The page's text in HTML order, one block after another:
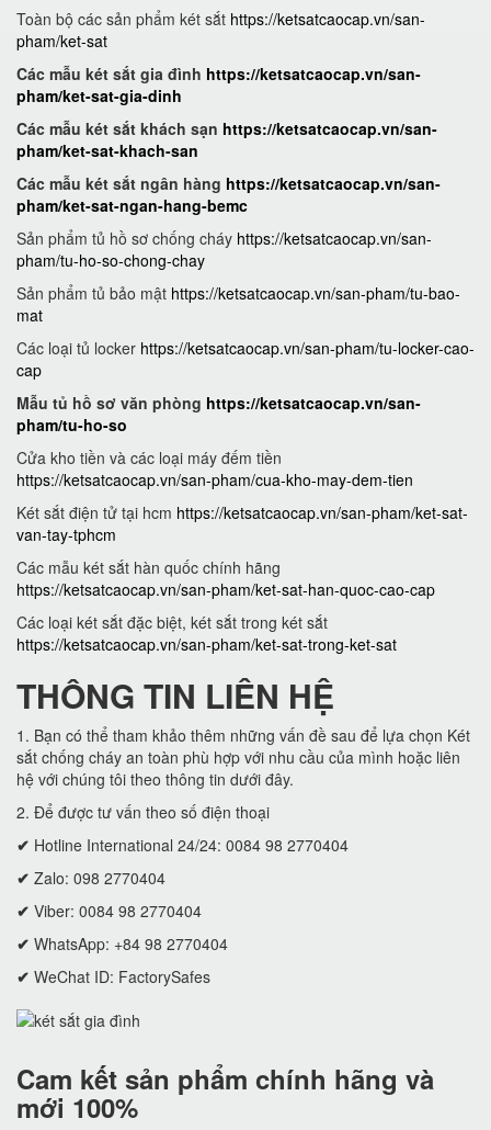
Toàn bộ các sản phẩm két sắt https://ketsatcaocap.vn/san-
pham/ket-sat
Các mẫu két sắt gia đình https://ketsatcaocap.vn/san-
pham/ket-sat-gia-dinh
Các mẫu két sắt khách sạn https://ketsatcaocap.vn/san-
pham/ket-sat-khach-san
Các mẫu két sắt ngân hàng https://ketsatcaocap.vn/san-
pham/ket-sat-ngan-hang-bemc
Sản phẩm tủ hồ sơ chống cháy https://ketsatcaocap.vn/san-
pham/tu-ho-so-chong-chay
Sản phẩm tủ bảo mật https://ketsatcaocap.vn/san-pham/tu-bao-
mat
Các loại tủ locker https://ketsatcaocap.vn/san-pham/tu-locker-cao-
cap
Mẫu tủ hồ sơ văn phòng https://ketsatcaocap.vn/san-
pham/tu-ho-so
Cửa kho tiền và các loại máy đếm tiền
https://ketsatcaocap.vn/san-pham/cua-kho-may-dem-tien
Két sắt điện tử tại hcm https://ketsatcaocap.vn/san-pham/ket-sat-
van-tay-tphcm
Các mẫu két sắt hàn quốc chính hãng
https://ketsatcaocap.vn/san-pham/ket-sat-han-quoc-cao-cap
Các loại két sắt đặc biệt, két sắt trong két sắt
https://ketsatcaocap.vn/san-pham/ket-sat-trong-ket-sat
THÔNG TIN LIÊN HỆ
1. Bạn có thể tham khảo thêm những vấn đề sau để lựa chọn Két
sắt chống cháy an toàn phù hợp với nhu cầu của mình hoặc liên
hệ với chúng tôi theo thông tin dưới đây.
2. Để được tư vấn theo số điện thoại
✔ Hotline International 24/24: 0084 98 2770404
✔ Zalo: 098 2770404
✔ Viber: 0084 98 2770404
✔ WhatsApp: +84 98 2770404
✔ WeChat ID: FactorySafes
Cam kết sản phẩm chính hãng và
mới 100%